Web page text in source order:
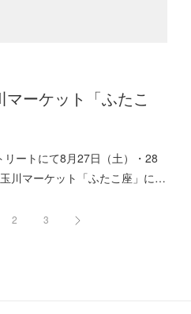
マーケット「ふたこ
ートにて8月27日（土）・28
川マーケット「ふたこ座」に…
2 3